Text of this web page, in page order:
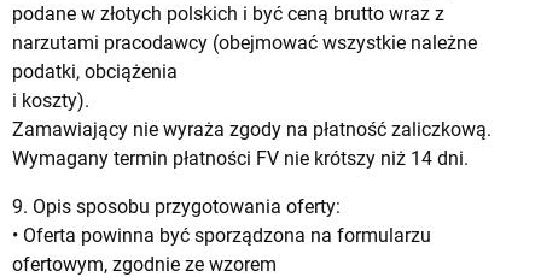
podane w złotych polskich i być ceną brutto wraz z
narzutami pracodawcy (obejmować wszystkie należne
podatki, obciążenia
i koszty).
Zamawiający nie wyraża zgody na płatność zaliczkową.
Wymagany termin płatności FV nie krótszy niż 14 dni.
9. Opis sposobu przygotowania oferty:
• Oferta powinna być sporządzona na formularzu
ofertowym, zgodnie ze wzorem